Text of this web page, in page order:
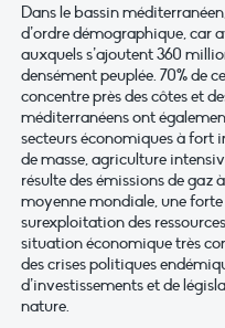
Dans le bassin
d’ordre démographique, car
auxquels s’ajoutent 360
densément peuplée. 70% de
concentre près des côtes et
méditerranéens ont
secteurs économiques à fort
de masse, agriculture
résulte des émissions de gaz
moyenne mondiale, une
surexploitation des
situation économique très
des crises politiques
d’investissements et de
nature.